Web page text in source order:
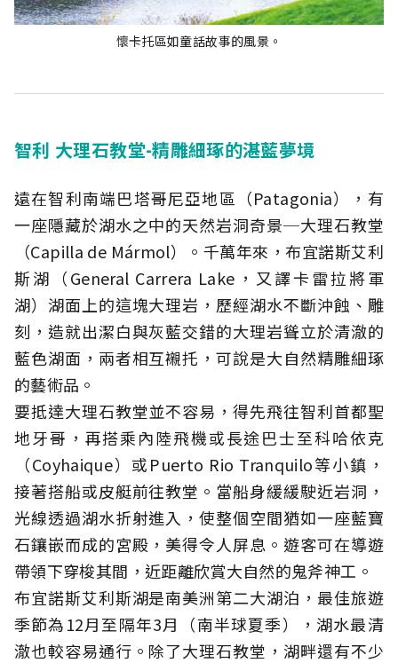
懷卡托區如童話故事的風景。
智利 大理石教堂-精雕細琢的湛藍夢境
遠在智利南端巴塔哥尼亞地區（Patagonia），有
一座隱藏於湖水之中的天然岩洞奇景─大理石教堂
（Capilla de Mármol）。千萬年來，布宜諾斯艾利
斯湖（General Carrera Lake，又譯卡雷拉將軍
湖）湖面上的這塊大理岩，歷經湖水不斷沖蝕、雕
刻，造就出潔白與灰藍交錯的大理岩聳立於清澈的
藍色湖面，兩者相互襯托，可說是大自然精雕細琢
的藝術品。
要抵達大理石教堂並不容易，得先飛往智利首都聖
地牙哥，再搭乘內陸飛機或長途巴士至科哈依克
（Coyhaique）或Puerto Rio Tranquilo等小鎮，
接著搭船或皮艇前往教堂。當船身緩緩駛近岩洞，
光線透過湖水折射進入，使整個空間猶如一座藍寶
石鑲嵌而成的宮殿，美得令人屏息。遊客可在導遊
帶領下穿梭其間，近距離欣賞大自然的鬼斧神工。
布宜諾斯艾利斯湖是南美洲第二大湖泊，最佳旅遊
季節為12月至隔年3月（南半球夏季），湖水最清
澈也較容易通行。除了大理石教堂，湖畔還有不少